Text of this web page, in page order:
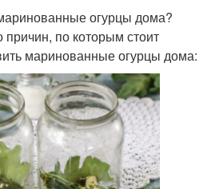
огурцы дома?
причин, по которым стоит
маринованные огурцы дома: